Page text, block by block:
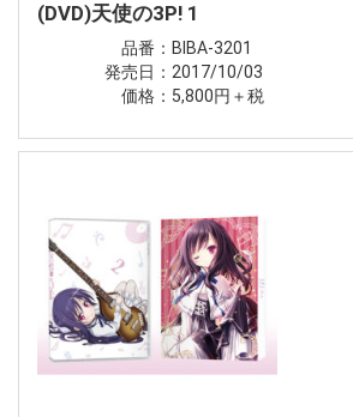
(DVD)天使の3P! 1
品番：BIBA-3201
発売日：2017/10/03
価格：5,800円＋税